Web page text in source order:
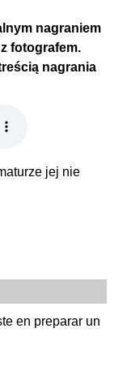
nagraniem
fotografem.
nagrania
jej nie
en preparar un